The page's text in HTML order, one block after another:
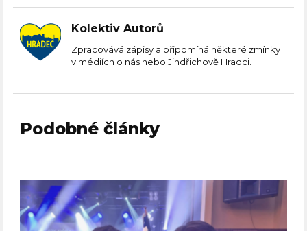
Kolektiv Autorů
Zpracovává zápisy a připomíná některé zmínky
v médiích o nás nebo Jindřichově Hradci.
Podobné články